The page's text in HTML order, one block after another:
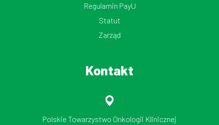
Regulamin PayU
Statut
Zarząd
Kontakt
Polskie Towarzystwo Onkologii Klinicznej